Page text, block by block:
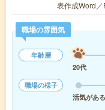
表作成Word
職場の雰囲気
年齢層
20代
職場の様子
活気がある